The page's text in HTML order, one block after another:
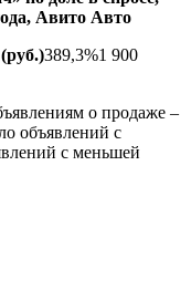
Авито Авто
(руб.)389,3%1 900
о продаже –
объявлений с
с меньшей